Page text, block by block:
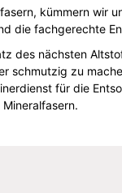
kümmern wir
die fachgerechte
des nächsten
schmutzig zu
für die